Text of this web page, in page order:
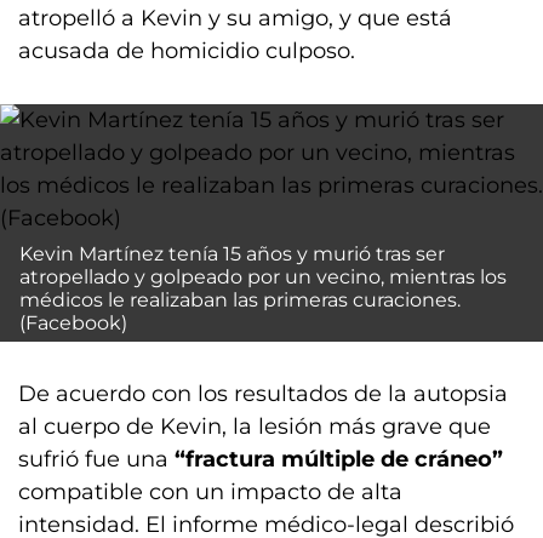
atropelló a Kevin y su amigo, y que está
acusada de homicidio culposo.
Kevin Martínez tenía 15 años y murió tras ser
atropellado y golpeado por un vecino, mientras los
médicos le realizaban las primeras curaciones.
(Facebook)
De acuerdo con los resultados de la autopsia
al cuerpo de Kevin, la lesión más grave que
sufrió fue una “fractura múltiple de cráneo”
compatible con un impacto de alta
intensidad. El informe médico-legal describió